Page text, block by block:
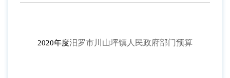
2020年度汨罗市川山坪镇人民政府部门预算